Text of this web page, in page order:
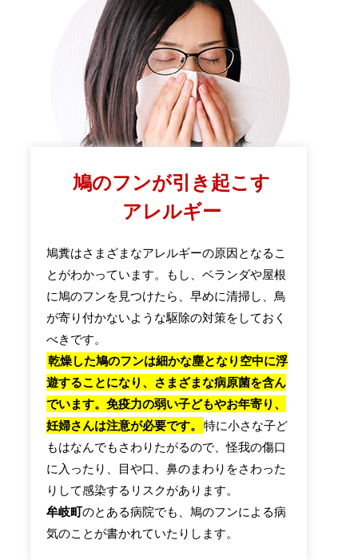
鳩のフンが引き起こす
アレルギー
鳩糞はさまざまなアレルギーの原因となるこ
とがわかっています。もし、ベランダや屋根
に鳩のフンを見つけたら、早めに清掃し、鳥
が寄り付かないような駆除の対策をしておく
べきです。
乾燥した鳩のフンは細かな塵となり空中に浮
遊することになり、さまざまな病原菌を含ん
でいます。免疫力の弱い子どもやお年寄り、
妊婦さんは注意が必要です。
特に小さな子ど
もはなんでもさわりたがるので、怪我の傷口
に入ったり、目や口、鼻のまわりをさわった
りして感染するリスクがあります。
牟岐町のとある病院でも、鳩のフンによる病
気のことが書かれていたりします。